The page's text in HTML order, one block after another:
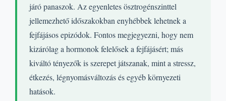
járó panaszok. Az egyenletes ösztrogénszinttel
jellemezhető időszakokban enyhébbek lehetnek a
fejfájásos epizódok. Fontos megjegyezni, hogy nem
kizárólag a hormonok felelősek a fejfájásért; más
kiváltó tényezők is szerepet játszanak, mint a stressz,
étkezés, légnyomásváltozás és egyéb környezeti
hatások.